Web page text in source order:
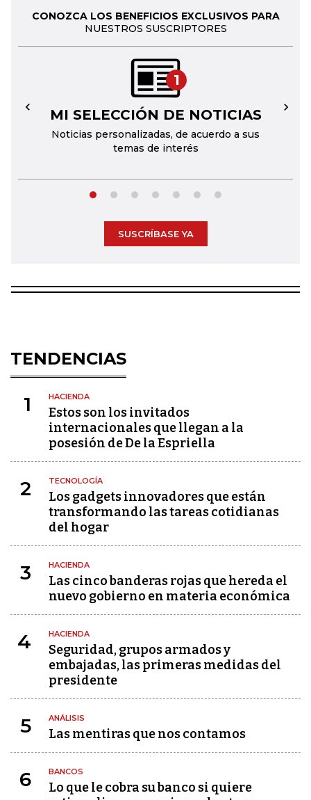
CONOZCA LOS BENEFICIOS EXCLUSIVOS PARA
NUESTROS SUSCRIPTORES
1
MI SELECCIÓN DE NOTICIAS
Noticias personalizadas, de acuerdo a sus
temas de interés
← →
SUSCRÍBASE YA
TENDENCIAS
1 HACIENDA
Estos son los invitados
internacionales que llegan a la
posesión de De la Espriella
2 TECNOLOGÍA
Los gadgets innovadores que están
transformando las tareas cotidianas
del hogar
3 HACIENDA
Las cinco banderas rojas que hereda el
nuevo gobierno en materia económica
4 HACIENDA
Seguridad, grupos armados y
embajadas, las primeras medidas del
presidente
5 ANÁLISIS
Las mentiras que nos contamos
6 BANCOS
Lo que le cobra su banco si quiere